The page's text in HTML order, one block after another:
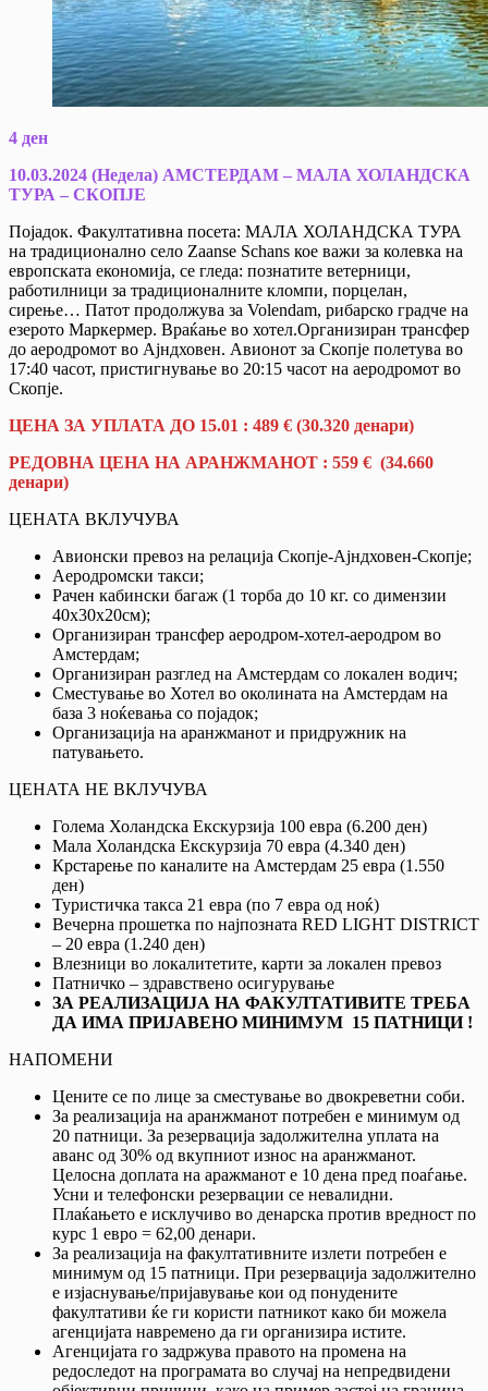
4 ден
10.03.2024 (Недела) АМСТЕРДАМ – МАЛА ХОЛАНДСКА
ТУРА – СКОПЈЕ
Појадок. Факултативна посета: МАЛА ХОЛАНДСКА ТУРА
на традиционално село Zaanse Schans кое важи за колевка на
европската економија, се гледа: познатите ветерници,
работилници за традиционалните кломпи, порцелан,
сирење… Патот продолжува за Volendam, рибарско градче на
езерото Маркермер. Враќање во хотел.Организиран трансфер
до аеродромот во Ајндховен. Авионот за Скопје полетува во
17:40 часот, пристигнување во 20:15 часот на аеродромот во
Скопје.
ЦЕНА ЗА УПЛАТА ДО 15.01 : 489 € (30.320 денари)
РЕДОВНА ЦЕНА НА АРАНЖМАНОТ : 559 € (34.660
денари)
ЦЕНАТА ВКЛУЧУВА
Авионски превоз на релација Скопје-Ајндховен-Скопје;
Аеродромски такси;
Рачен кабински багаж (1 торба до 10 кг. со димензии
40х30х20см);
Организиран трансфер аеродром-хотел-аеродром во
Амстердам;
Организиран разглед на Амстердам со локален водич;
Сместување во Хотел во околината на Амстердам на
база 3 ноќевања со појадок;
Организација на аранжманот и придружник на
патувањето.
ЦЕНАТА НЕ ВКЛУЧУВА
Голема Холандска Екскурзија 100 евра (6.200 ден)
Мала Холандска Екскурзија 70 евра (4.340 ден)
Крстарење по каналите на Амстердам 25 евра (1.550
ден)
Туристичка такса 21 евра (по 7 евра од ноќ)
Вечерна прошетка по најпозната RED LIGHT DISTRICT
– 20 евра (1.240 ден)
Влезници во локалитетите, карти за локален превоз
Патничко – здравствено осигурување
ЗА РЕАЛИЗАЦИЈА НА ФАКУЛТАТИВИТЕ ТРЕБА
ДА ИМА ПРИЈАВЕНО МИНИМУМ 15 ПАТНИЦИ !
НАПОМЕНИ
Цените се по лице за сместување во двокреветни соби.
За реализација на аранжманот потребен е минимум од
20 патници. За резервација задолжителна уплата на
аванс од 30% од вкупниот износ на аранжманот.
Целосна доплата на аражманот е 10 дена пред поаѓање.
Усни и телефонски резервации се невалидни.
Плаќањето е исклучиво во денарска против вредност по
курс 1 евро = 62,00 денари.
За реализација на факултативните излети потребен е
минимум од 15 патници. При резервација задолжително
е изјаснување/пријавување кои од понудените
факултативи ќе ги користи патникот како би можела
агенцијата навремено да ги организира истите.
Агенцијата го задржува правото на промена на
редоследот на програмата во случај на непредвидени